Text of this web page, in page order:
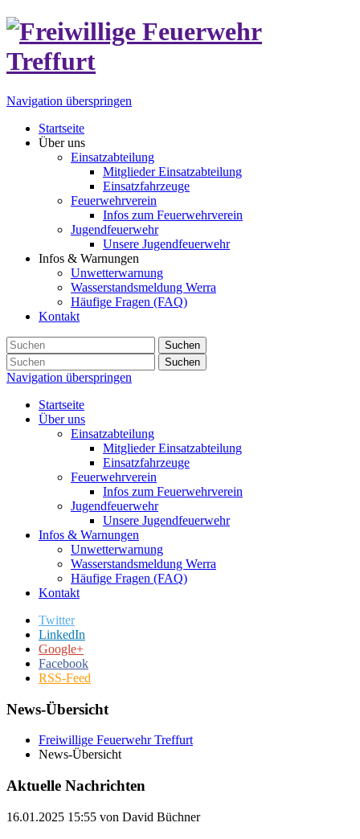
Navigation überspringen
Startseite
Über uns
Einsatzabteilung
Mitglieder Einsatzabteilung
Einsatzfahrzeuge
Feuerwehrverein
Infos zum Feuerwehrverein
Jugendfeuerwehr
Unsere Jugendfeuerwehr
Infos & Warnungen
Unwetterwarnung
Wasserstandsmeldung Werra
Häufige Fragen (FAQ)
Kontakt
Suchen
Suchen
Navigation überspringen
Startseite
Über uns
Einsatzabteilung
Mitglieder Einsatzabteilung
Einsatzfahrzeuge
Feuerwehrverein
Infos zum Feuerwehrverein
Jugendfeuerwehr
Unsere Jugendfeuerwehr
Infos & Warnungen
Unwetterwarnung
Wasserstandsmeldung Werra
Häufige Fragen (FAQ)
Kontakt
Twitter
LinkedIn
Google+
Facebook
RSS-Feed
News-Übersicht
Freiwillige Feuerwehr Treffurt
News-Übersicht
Aktuelle Nachrichten
16.01.2025 15:55 von David Büchner